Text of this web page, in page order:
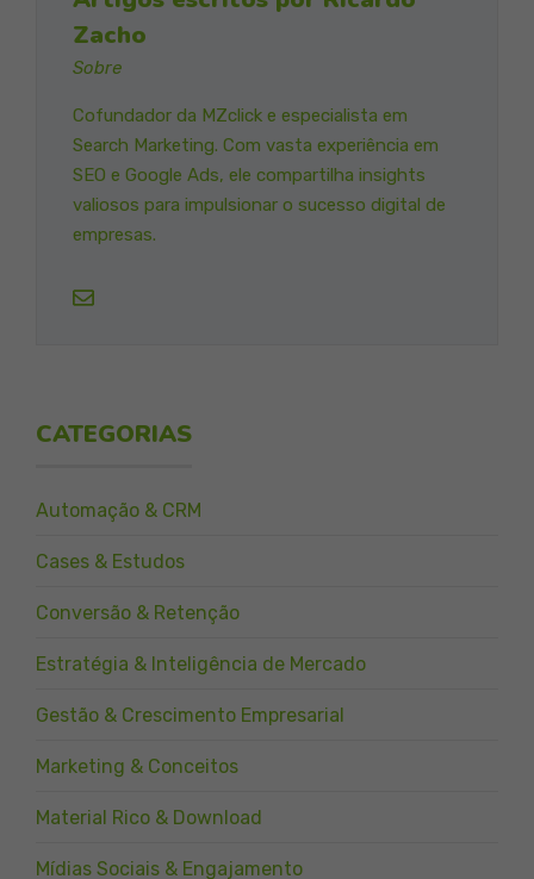
Zacho
Sobre
Cofundador da MZclick e especialista em
Search Marketing. Com vasta experiência em
SEO e Google Ads, ele compartilha insights
valiosos para impulsionar o sucesso digital de
empresas.
CATEGORIAS
Automação & CRM
Cases & Estudos
Conversão & Retenção
Estratégia & Inteligência de Mercado
Gestão & Crescimento Empresarial
Marketing & Conceitos
Material Rico & Download
Mídias Sociais & Engajamento